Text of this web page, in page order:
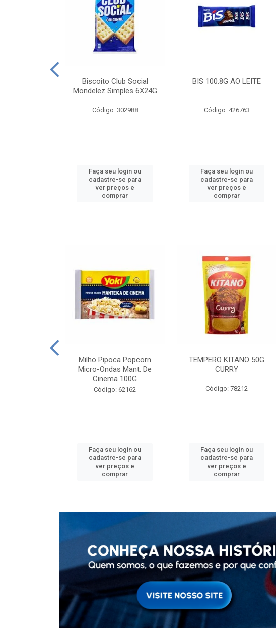
Biscoito Club Social
Mondelez Simples 6X24G
Código: 302988
Faça seu login ou
cadastre-se para
ver preços e
comprar
BIS 100.8G AO LEITE
Código: 426763
Faça seu login ou
cadastre-se para
ver preços e
comprar
Milho Pipoca Popcorn
Micro-Ondas Mant. De
Cinema 100G
Código: 62162
Faça seu login ou
cadastre-se para
ver preços e
comprar
TEMPERO KITANO 50G
CURRY
Código: 78212
Faça seu login ou
cadastre-se para
ver preços e
comprar